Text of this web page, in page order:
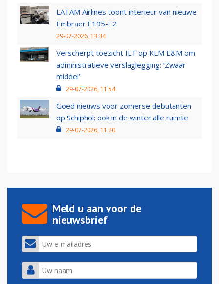
LATAM Airlines toont interieur van nieuwe
Embraer E195-E2
29-07-2026, 13:34
Verscherpt toezicht ILT op KLM E&M om
administratieve verslaglegging: ‘Zwaar
middel’
29-07-2026, 11:54
Goed nieuws voor zomerse debutanten
op Schiphol: ook in de winter alle ruimte
29-07-2026, 11:20
Meld u aan voor de
nieuwsbrief